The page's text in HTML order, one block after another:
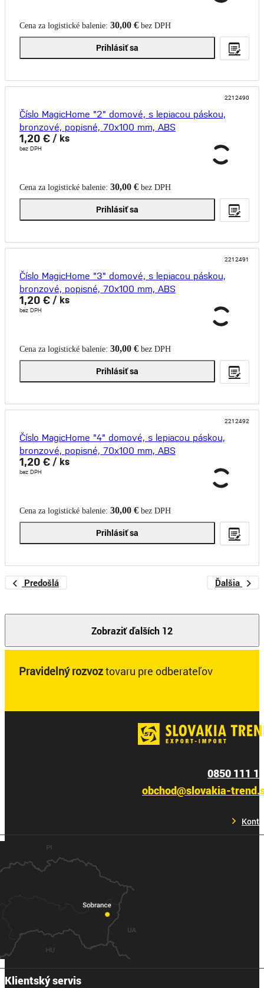
Cena za logistické balenie: 30,00 € bez DPH
Prihlásiť sa
2212490
Číslo MagicHome "2" domové, s lepiacou páskou,
bronzové, popisné, 70x100 mm, ABS
1,20 € / ks
bez DPH
Cena za logistické balenie: 30,00 € bez DPH
Prihlásiť sa
2212491
Číslo MagicHome "3" domové, s lepiacou páskou,
bronzové, popisné, 70x100 mm, ABS
1,20 € / ks
bez DPH
Cena za logistické balenie: 30,00 € bez DPH
Prihlásiť sa
2212492
Číslo MagicHome "4" domové, s lepiacou páskou,
bronzové, popisné, 70x100 mm, ABS
1,20 € / ks
bez DPH
Cena za logistické balenie: 30,00 € bez DPH
Prihlásiť sa
Zobraziť ďalších 12
Predošlá Ďalšia
Pravidelný rozvoztovaru pre odberateľov
Klientský servis
0850 111
obchod@slovakia-